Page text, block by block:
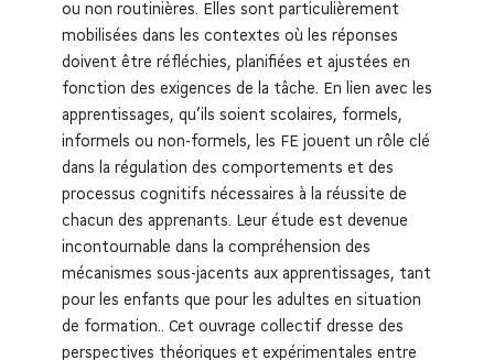
ou non routinières. Elles sont particulièrement
mobilisées dans les contextes où les réponses
doivent être réfléchies, planifiées et ajustées en
fonction des exigences de la tâche. En lien avec les
apprentissages, qu’ils soient scolaires, formels,
informels ou non-formels, les FE jouent un rôle clé
dans la régulation des comportements et des
processus cognitifs nécessaires à la réussite de
chacun des apprenants. Leur étude est devenue
incontournable dans la compréhension des
mécanismes sous-jacents aux apprentissages, tant
pour les enfants que pour les adultes en situation
de formation.. Cet ouvrage collectif dresse des
perspectives théoriques et expérimentales entre